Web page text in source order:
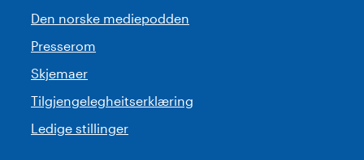
Den norske mediepodden
Presserom
Skjemaer
Tilgjengelegheitserklæring
Ledige stillinger